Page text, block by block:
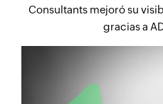
Consultants mejoró su
gracias a